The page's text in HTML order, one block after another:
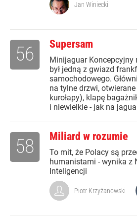
Jan Winiecki
Supersam
Minijaguar Koncepcyjny
był jedną z gwiazd
samochodowego.
na tylne drzwi, otwierane
kurołapy), klapę
i niewielkie - jak na
56
Miliard w rozumie
To mit, że Polacy są
humanistami - wynika z
Inteligencji
58
Piotr Krzyżanowski